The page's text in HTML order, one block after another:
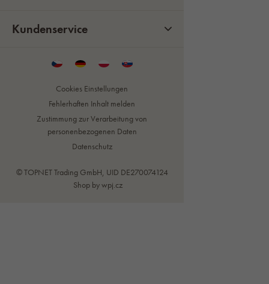
Kundenservice
© TOPNET Trading GmbH, UID DE270074124
Cookies Einstellungen
Fehlerhaften Inhalt melden
Zustimmung zur Verarbeitung von
personenbezogenen Daten
Datenschutz
Shop bywpj.cz